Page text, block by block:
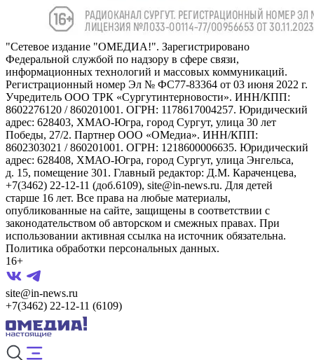
"Сетевое издание "ОМЕДИА!". Зарегистрировано
Федеральной службой по надзору в сфере связи,
информационных технологий и массовых коммуникаций.
Регистрационный номер Эл № ФС77-83364 от 03 июня 2022 г.
Учредитель ООО ТРК «Сургутинтерновости». ИНН/КПП:
8602276120 / 860201001. ОГРН: 1178617004257. Юридический
адрес: 628403, ХМАО-Югра, город Сургут, улица 30 лет
Победы, 27/2. Партнер ООО «ОМедиа». ИНН/КПП:
8602303021 / 860201001. ОГРН: 1218600006635. Юридический
адрес: 628408, ХМАО-Югра, город Сургут, улица Энгельса,
д. 15, помещение 301. Главный редактор: Д.М. Караченцева,
+7(3462) 22-12-11 (доб.6109), site@in-news.ru. Для детей
старше 16 лет. Все права на любые материалы,
опубликованные на сайте, защищены в соответствии с
законодательством об авторском и смежных правах. При
использовании активная ссылка на источник обязательна.
Политика обработки персональных данных.
16+
site@in-news.ru
+7(3462) 22-12-11 (6109)